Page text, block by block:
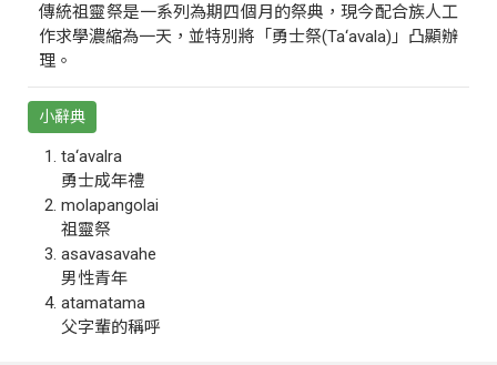
傳統祖靈祭是一系列為期四個月的祭典，現今配合族人工
作求學濃縮為一天，並特別將「勇士祭(Ta‘avala)」凸顯辦
理。
小辭典
ta‘avalra
勇士成年禮
molapangolai
祖靈祭
asavasavahe
男性青年
atamatama
父字輩的稱呼